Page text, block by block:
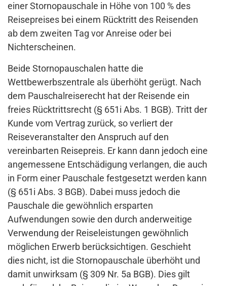
einer Stornopauschale in Höhe von 100 % des
Reisepreises bei einem Rücktritt des Reisenden
ab dem zweiten Tag vor Anreise oder bei
Nichterscheinen.
Beide Stornopauschalen hatte die
Wettbewerbszentrale als überhöht gerügt. Nach
dem Pauschalreiserecht hat der Reisende ein
freies Rücktrittsrecht (§ 651i Abs. 1 BGB). Tritt der
Kunde vom Vertrag zurück, so verliert der
Reiseveranstalter den Anspruch auf den
vereinbarten Reisepreis. Er kann dann jedoch eine
angemessene Entschädigung verlangen, die auch
in Form einer Pauschale festgesetzt werden kann
(§ 651i Abs. 3 BGB). Dabei muss jedoch die
Pauschale die gewöhnlich ersparten
Aufwendungen sowie den durch anderweitige
Verwendung der Reiseleistungen gewöhnlich
möglichen Erwerb berücksichtigen. Geschieht
dies nicht, ist die Stornopauschale überhöht und
damit unwirksam (§ 309 Nr. 5a BGB). Dies gilt